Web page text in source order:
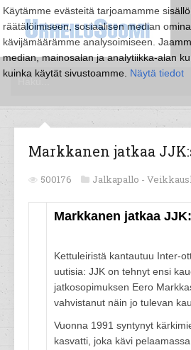
Käytämme evästeitä tarjoamamme
räätälöimiseen, sosiaalisen median
kävijämäärämme analysoimiseen.
median, mainosalan ja analytiikka-alan
kuinka käytät sivustoamme. Näytä tiedot
Markkanen jatkaa
500176 Jalkapallo -
Markkanen jatkaa
Kettuleiristä kantautuu Inter-
uutisia: JJK on tehnyt ensi
jatkosopimuksen Eero
vahvistanut näin jo tulevan
Vuonna 1991 syntynyt
kasvatti, joka kävi